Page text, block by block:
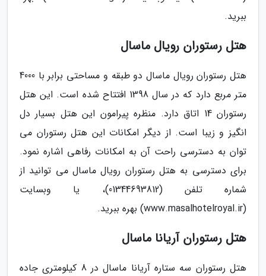
ببرید.
هتل رستوران رویال ماسال
هتل رستوران رویال ماسال دو طبقه و مساحتی برابر با 4000
متر مربع دارد که در سال 1398 افتتاح شده است. این هتل
رستوران 14 اتاق دارد. منظره پیرامون این هتل بسیار دل
انگیز و زیبا است. از دیگر امکانات این هتل رستوران می
توان به دسترسی راحت آن به امکانات رفاهی اشاره نمود.
برای دسترسی به هتل رستوران رویال ماسال می توانید از
شماره تلفن (01344693812)، یا وبسایت
(www.masalhotelroyal.ir) بهره ببرید.
هتل رستوران آریانا ماسال
هتل رستوران سه ستاره آریانا ماسال در 8 کیلومتری جاده